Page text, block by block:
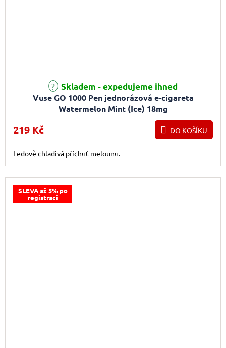
Vuse GO 1000 Pen jednorázová e-cigareta
Watermelon Mint (Ice) 18mg
Průměrné hodnocení produktu je 4,0 z 5 hvězdiček.
Skladem - expedujeme ihned
219 Kč DO KOŠÍKU
Ledově chladivá příchuť melounu.
SLEVA až 5% po
registraci